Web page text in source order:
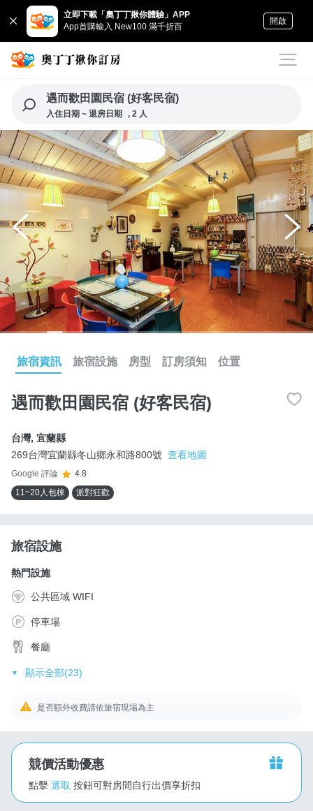
立即下載「奧丁丁揪你體驗」APP
App首購輸入 New100 滿千折百
開啟
遇而歡田園民宿 (好客民宿)
入住日期 ~ 退房日期 , 2 人
旅宿資訊 旅宿設施 房型 訂房須知 位置
遇而歡田園民宿 (好客民宿)
台灣, 宜蘭縣
269台灣宜蘭縣冬山鄉永和路800號 查看地圖
Google 評論
4.8
11~20人包棟
派對狂歡
旅宿設施
熱門設施
公共區域 WIFI
停車場
餐廳
顯示全部(23)
是否額外收費請依旅宿現場為主
競價活動優惠
點擊 選取 按鈕可對房間自行出價享折扣